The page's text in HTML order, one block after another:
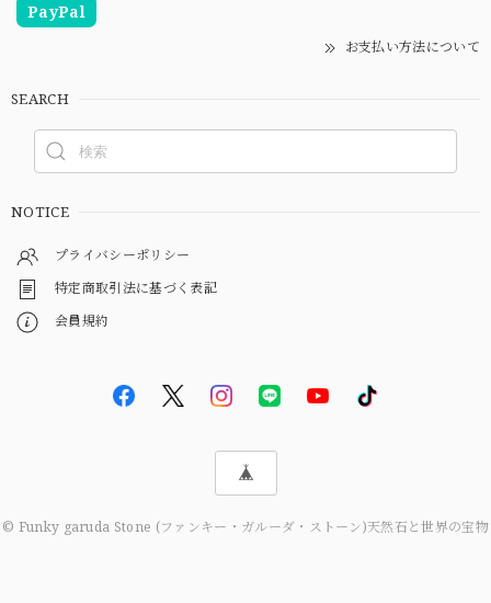
PayPal
お支払い方法について
SEARCH
NOTICE
プライバシーポリシー
特定商取引法に基づく表記
会員規約
© Funky garuda Stone (ファンキー・ガルーダ・ストーン)天然石と世界の宝物